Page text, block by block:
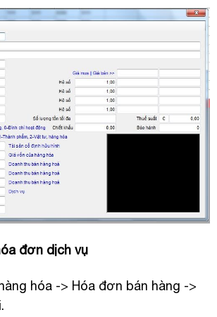
đơn dịch vụ
hóa -> Hóa đơn bán hàng ->